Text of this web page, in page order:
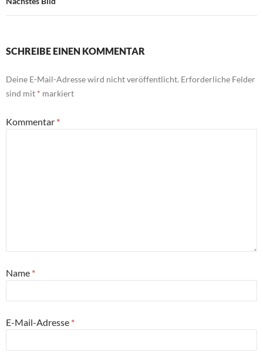
SCHREIBE EINEN KOMMENTAR
Deine E-Mail-Adresse wird nicht veröffentlicht. Erforderliche Felder
sind mit * markiert
Kommentar *
Name *
E-Mail-Adresse *